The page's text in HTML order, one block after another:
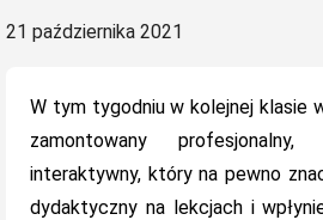
Posted
21 października 2021
W tym tygodniu w kolejnej klasie
zamontowany
interaktywny, który na pewno
dydaktyczny na lekcjach i